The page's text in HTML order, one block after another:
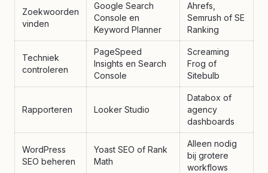
Zoekwoorden
vinden
Google Search
Console en
Keyword Planner
Ahrefs,
Semrush of SE
Ranking
Techniek
controleren
PageSpeed
Insights en Search
Console
Screaming
Frog of
Sitebulb
Rapporteren Looker Studio
Databox of
agency
dashboards
WordPress
SEO beheren
Yoast SEO of Rank
Math
Alleen nodig
bij grotere
workflows